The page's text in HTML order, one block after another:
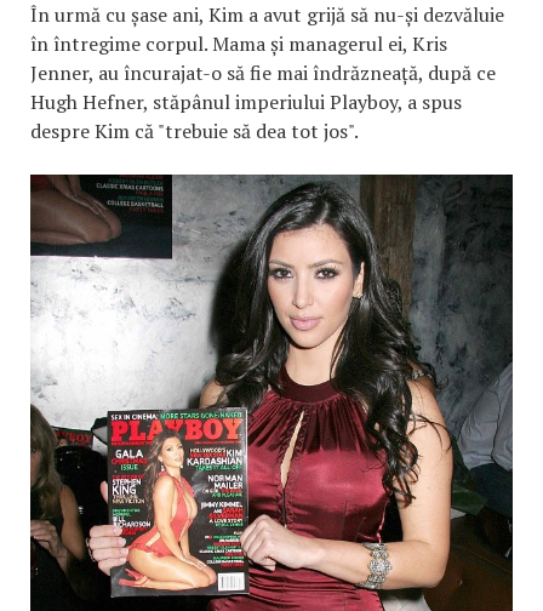
În urmă cu șase ani, Kim a avut grijă să nu-și dezvăluie
în întregime corpul. Mama și managerul ei, Kris
Jenner, au încurajat-o să fie mai îndrăzneață, după ce
Hugh Hefner, stăpânul imperiului Playboy, a spus
despre Kim că "trebuie să dea tot jos".